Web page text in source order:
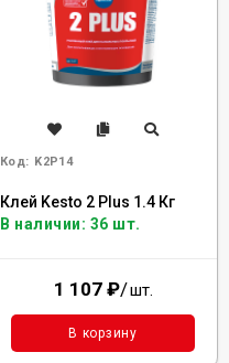
Код: K2P14
Клей Kesto 2 Plus 1.4 Кг
В наличии: 36 шт.
1 107 ₽/шт.
В корзину